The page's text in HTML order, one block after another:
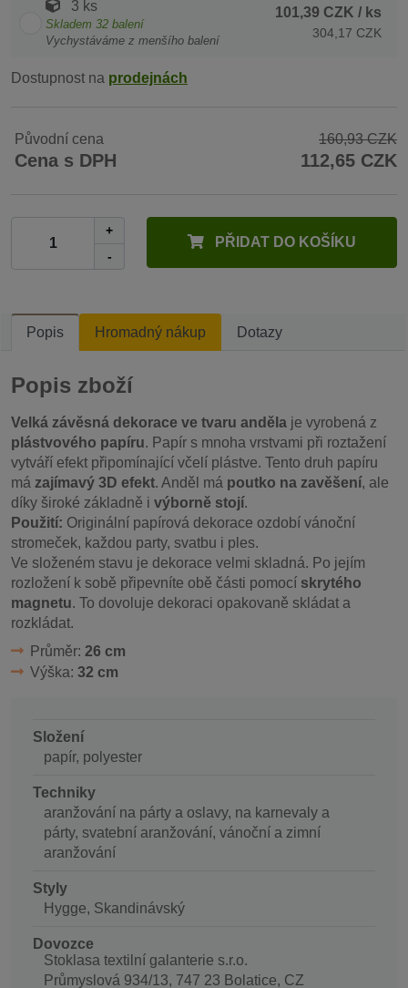
3 ks
Skladem 32 balení
Vychystáváme z menšího balení
101,39 CZK / ks
304,17 CZK
Dostupnost na prodejnách
Původní cena 160,93 CZK
Cena s DPH 112,65 CZK
+
-
PŘIDAT DO KOŠÍKU
Popis Hromadný nákup Dotazy
Popis zboží
Velká závěsná dekorace ve tvaru anděla je vyrobená z
plástvového papíru. Papír s mnoha vrstvami při roztažení
vytváří efekt připomínající včelí plástve. Tento druh papíru
má zajímavý 3D efekt. Anděl má poutko na zavěšení, ale
díky široké základně i výborně stojí.
Použití: Originální papírová dekorace ozdobí vánoční
stromeček, každou party, svatbu i ples.
Ve složeném stavu je dekorace velmi skladná. Po jejím
rozložení k sobě připevníte obě části pomocí skrytého
magnetu. To dovoluje dekoraci opakovaně skládat a
rozkládat.
Průměr: 26 cm
Výška: 32 cm
Složení
papír, polyester
Techniky
aranžování na párty a oslavy, na karnevaly a
párty, svatební aranžování, vánoční a zimní
aranžování
Styly
Hygge, Skandinávský
Dovozce
Stoklasa textilní galanterie s.r.o.
Průmyslová 934/13, 747 23 Bolatice, CZ